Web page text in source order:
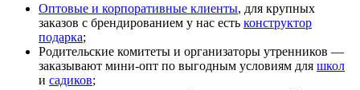
Оптовые и корпоративные клиенты, для крупных
заказов с брендированием у нас есть конструктор
подарка;
Родительские комитеты и организаторы утренников —
заказывают мини-опт по выгодным условиям для школ
и садиков;